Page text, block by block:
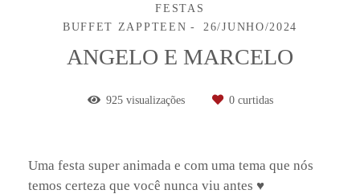
FESTAS
BUFFET ZAPPTEEN
26/JUNHO/2024
ANGELO E MARCELO
925visualizações 0curtidas
Uma festa super animada e com uma tema que nós
temos certeza que você nunca viu antes ♥